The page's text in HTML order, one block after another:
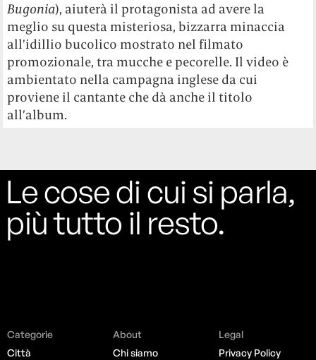
Bugonia), aiuterà il protagonista ad avere la
meglio su questa misteriosa, bizzarra minaccia
all’idillio bucolico mostrato nel filmato
promozionale, tra mucche e pecorelle. Il video è
ambientato nella campagna inglese da cui
proviene il cantante che dà anche il titolo
all’album.
Le cose di cui si parla,
più tutto il resto.
Categorie
Città
About
Chi siamo
Legal
Privacy Policy